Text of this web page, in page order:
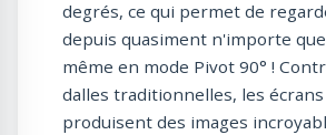
degrés, ce qui permet de
depuis quasiment n'importe
même en mode Pivot 90° !
dalles traditionnelles, les écrans
produisent des images